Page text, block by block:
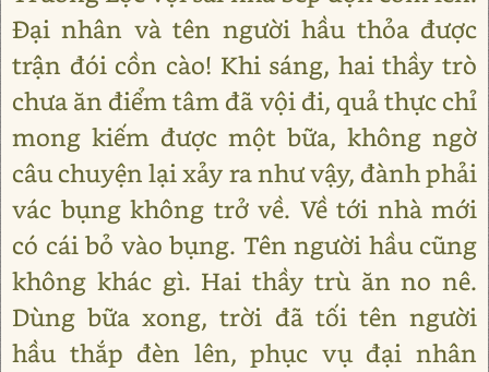
Đại nhân và tên người hầu thỏa được
trận đói cồn cào! Khi sáng, hai thầy trò
chưa ăn điểm tâm đã vội đi, quả thực chỉ
mong kiếm được một bữa, không ngờ
câu chuyện lại xảy ra như vậy, đành phải
vác bụng không trở về. Về tới nhà mới
có cái bỏ vào bụng. Tên người hầu cũng
không khác gì. Hai thầy trù ăn no nê.
Dùng bữa xong, trời đã tối tên người
hầu thắp đèn lên, phục vụ đại nhân